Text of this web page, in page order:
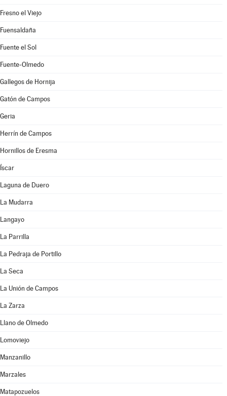
Fresno el Viejo
Fuensaldaña
Fuente el Sol
Fuente-Olmedo
Gallegos de Hornija
Gatón de Campos
Geria
Herrín de Campos
Hornillos de Eresma
Íscar
Laguna de Duero
La Mudarra
Langayo
La Parrilla
La Pedraja de Portillo
La Seca
La Unión de Campos
La Zarza
Llano de Olmedo
Lomoviejo
Manzanillo
Marzales
Matapozuelos